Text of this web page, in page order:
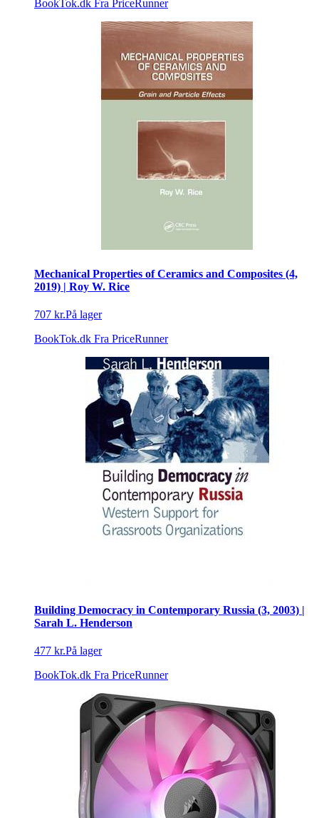
BookTok.dk Fra PriceRunner
Mechanical Properties of Ceramics and Composites (4,
2019) | Roy W. Rice
707 kr.På lager
BookTok.dk Fra PriceRunner
Building Democracy in Contemporary Russia (3, 2003) |
Sarah L. Henderson
477 kr.På lager
BookTok.dk Fra PriceRunner